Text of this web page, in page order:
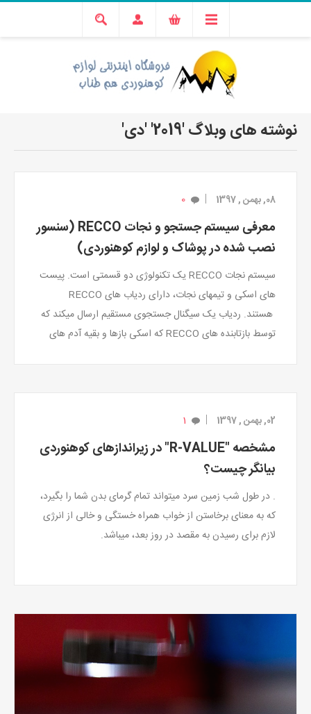
نوشته های وبلاگ '2019' 'دی'
08, بهمن , 1397 0
معرفی سیستم جستجو و نجات RECCO (سنسور
نصب شده در پوشاک و لوازم کوهنوردی)
سیستم نجات RECCO یک تکنولوژی دو قسمتی است. پیست
های اسکی و تیمهای نجات، دارای ردیاب های RECCO
هستند. ردیاب یک سیگنال جستجوی مستقیم ارسال میکند که
توسط بازتابنده های RECCO که اسکی بازها و بقیه آدم های
02, بهمن , 1397 1
مشخصه "R-VALUE" در زیراندازهای کوهنوردی
بیانگر چیست؟
. در طول شب زمین سرد میتواند تمام گرمای بدن شما را بگیرد،
که به معنای برخاستن از خواب همراه خستگی و خالی از انرژی
لازم برای رسیدن به مقصد در روز بعد، میباشد.